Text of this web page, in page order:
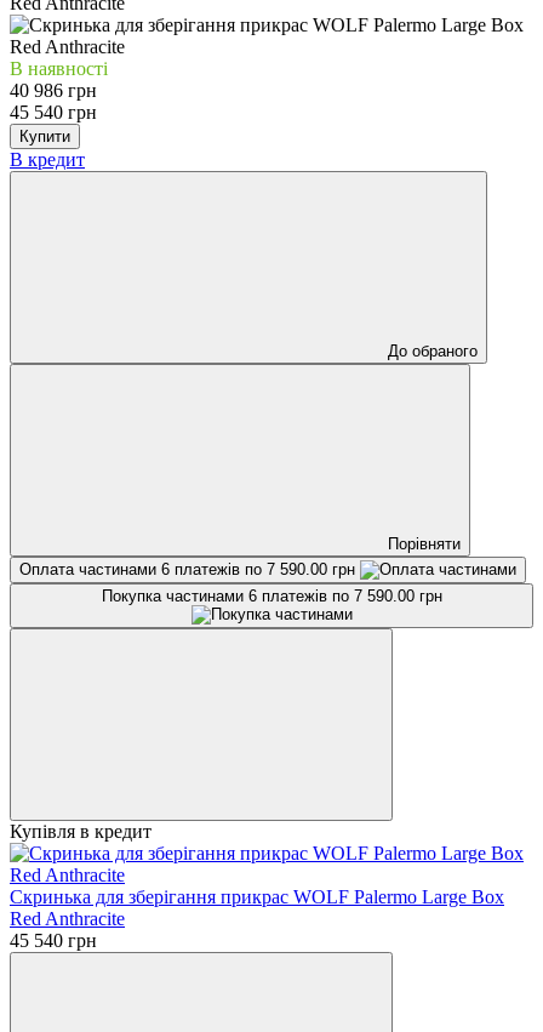
В наявності
40 986 грн
45 540 грн
Купити
В кредит
До обраного
Порівняти
Оплата частинами 6 платежів по 7 590.00 грн
Покупка частинами 6 платежів по 7 590.00 грн
Купівля в кредит
Скринька для зберігання прикрас WOLF Palermo Large Box
Red Anthracite
45 540 грн